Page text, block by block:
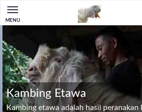
MENU
Kambing Etawa
Kambing etawa adalah hasil peranakan